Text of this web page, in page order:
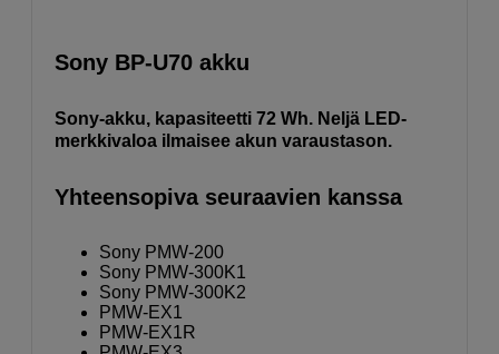
Sony BP-U70 akku
Sony-akku, kapasiteetti 72 Wh. Neljä LED-
merkkivaloa ilmaisee akun varaustason.
Yhteensopiva seuraavien kanssa
Sony PMW-200
Sony PMW-300K1
Sony PMW-300K2
PMW-EX1
PMW-EX1R